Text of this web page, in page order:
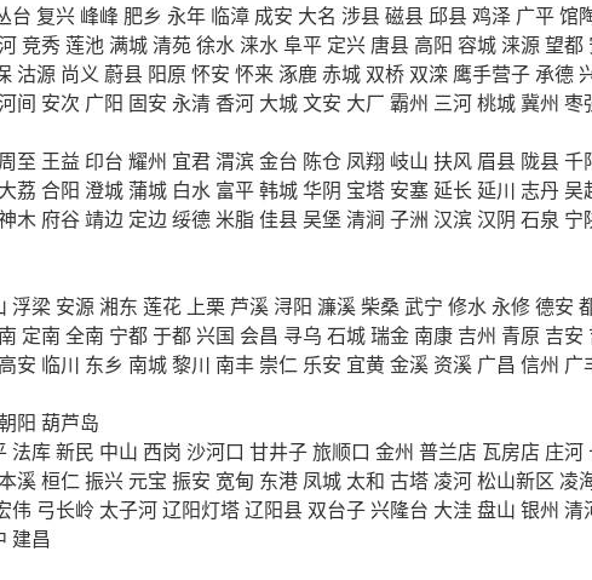
台 复兴 峰峰 肥乡 永年 临漳 成安 大名 涉县磁县邱县鸡泽 广平馆
竞秀莲池 满城清苑徐水 涞水阜平 定兴 唐县 高阳 容城 涞源望都
沽源 尚义 蔚县 阳原 怀安 怀来涿鹿赤城 双桥 双滦 鹰手营子承德
间 安次 广阳 固安 永清 香河 大城文安 大厂 霸州 三河桃城冀州 枣
周至 王益 印台 耀州 宜君渭滨金台 陈仓 凤翔 岐山 扶风 眉县 陇县千
大荔 合阳 澄城蒲城 白水 富平韩城华阴 宝塔 安塞延长 延川 志丹吴
木 府谷靖边 定边绥德 米脂佳县吴堡 清涧 子洲 汉滨汉阴 石泉 宁
浮梁 安源湘东 莲花 上栗 芦溪 浔阳 濂溪柴桑武宁 修水 永修德安
定南 全南 宁都于都兴国 会昌 寻乌 石城瑞金 南康 吉州 青原 吉安
高安 临川 东乡 南城黎川 南丰 崇仁 乐安 宜黄金溪 资溪 广昌 信州 广
阳 葫芦岛
法库新民 中山 西岗 沙河口 甘井子旅顺口 金州 普兰店 瓦房店 庄河
溪桓仁振兴 元宝 振安 宽甸 东港 凤城 太和 古塔 凌河松山新区 凌
伟 弓长岭 太子河辽阳灯塔辽阳县 双台子兴隆台 大洼 盘山 银州 清
建昌